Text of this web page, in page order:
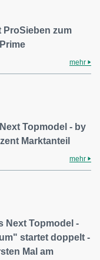
ProSieben zum
mehr
Topmodel - by
Marktanteil
mehr
Next Topmodel -
startet doppelt -
Mal am